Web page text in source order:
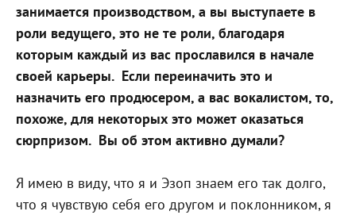
занимается производством, а вы выступаете в
роли ведущего, это не те роли, благодаря
которым каждый из вас прославился в начале
своей карьеры. Если переиначить это и
назначить его продюсером, а вас вокалистом, то,
похоже, для некоторых это может оказаться
сюрпризом. Вы об этом активно думали?
Я имею в виду, что я и Эзоп знаем его так долго,
что я чувствую себя его другом и поклонником, я